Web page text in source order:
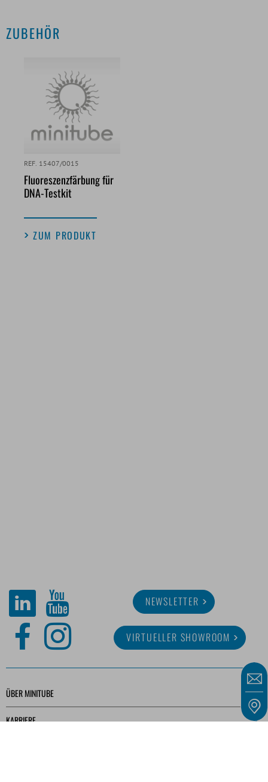
ZUBEHÖR
REF. 15407/0015
Fluoreszenzfärbung für
DNA-Testkit
ZUM PRODUKT
NEWSLETTER
VIRTUELLER SHOWROOM
ÜBER MINITUBE
KARRIERE